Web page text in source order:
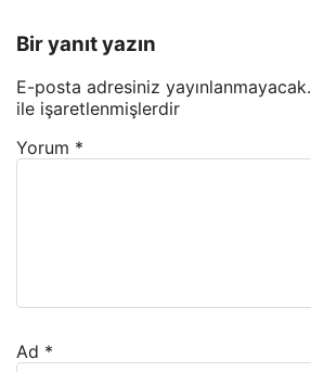
Bir yanıt yazın
E-posta adresiniz yayınlanmayacak.
ile işaretlenmişlerdir
Yorum *
Ad *